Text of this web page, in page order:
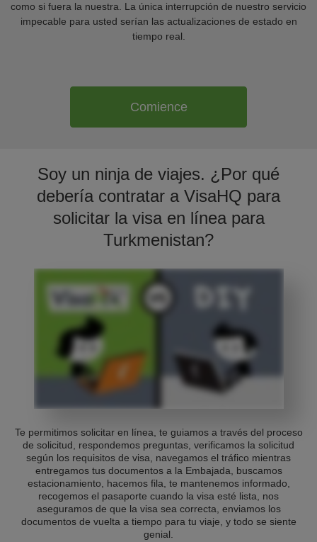
como si fuera la nuestra. La única interrupción de nuestro servicio
impecable para usted serían las actualizaciones de estado en
tiempo real.
Comience
Soy un ninja de viajes. ¿Por qué
debería contratar a VisaHQ para
solicitar la visa en línea para
Turkmenistan?
Te permitimos solicitar en línea, te guiamos a través del proceso
de solicitud, respondemos preguntas, verificamos la solicitud
según los requisitos de visa, navegamos el tráfico mientras
entregamos tus documentos a la Embajada, buscamos
estacionamiento, hacemos fila, te mantenemos informado,
recogemos el pasaporte cuando la visa esté lista, nos
aseguramos de que la visa sea correcta, enviamos los
documentos de vuelta a tiempo para tu viaje, y todo se siente
genial.